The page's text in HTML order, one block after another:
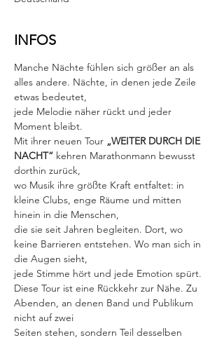
INFOS
Manche Nächte fühlen sich größer an als
alles andere. Nächte, in denen jede Zeile
etwas bedeutet,
jede Melodie näher rückt und jeder
Moment bleibt.
Mit ihrer neuen Tour „WEITER DURCH DIE
NACHT“ kehren Marathonmann bewusst
dorthin zurück,
wo Musik ihre größte Kraft entfaltet: in
kleine Clubs, enge Räume und mitten
hinein in die Menschen,
die sie seit Jahren begleiten. Dort, wo
keine Barrieren entstehen. Wo man sich in
die Augen sieht,
jede Stimme hört und jede Emotion spürt.
Diese Tour ist eine Rückkehr zur Nähe. Zu
Abenden, an denen Band und Publikum
nicht auf zwei
Seiten stehen, sondern Teil desselben